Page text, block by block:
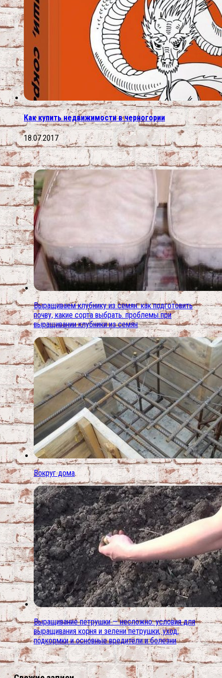
Как купить недвижимости в черногории
18.07.2017
Выращиваем клубнику из семян: как подготовить
почву, какие сорта выбрать. проблемы при
выращивании клубники из семян
Вокруг дома
Выращивание петрушки — несложно. условия для
выращивания корня и зелени петрушки, уход,
подкормки и основные вредители и болезни